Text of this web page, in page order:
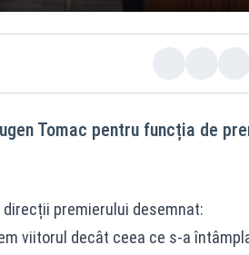
Tomac pentru funcția de
premierului desemnat:
viitorul decât ceea ce s-a